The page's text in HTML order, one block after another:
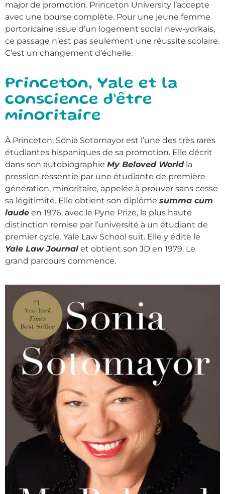
major de promotion. Princeton University l’accepte
avec une bourse complète. Pour une jeune femme
portoricaine issue d’un logement social new-yorkais,
ce passage n’est pas seulement une réussite scolaire.
C’est un changement d’échelle.
Princeton, Yale et la
conscience d’être
minoritaire
À Princeton, Sonia Sotomayor est l’une des très rares
étudiantes hispaniques de sa promotion. Elle décrit
dans son autobiographie My Beloved Worldla
pression ressentie par une étudiante de première
génération, minoritaire, appelée à prouver sans cesse
sa légitimité. Elle obtient son diplôme summa cum
laude en 1976, avec le Pyne Prize, la plus haute
distinction remise par l’université à un étudiant de
premier cycle. Yale Law School suit. Elle y édite le
Yale Law Journal et obtient son JD en 1979. Le
grand parcours commence.